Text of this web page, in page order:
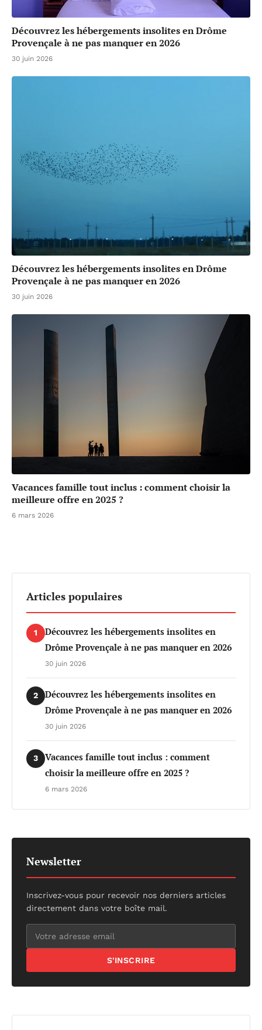
Découvrez les hébergements insolites en Drôme
Provençale à ne pas manquer en 2026
30 juin 2026
Découvrez les hébergements insolites en Drôme
Provençale à ne pas manquer en 2026
30 juin 2026
Vacances famille tout inclus : comment choisir la
meilleure offre en 2025 ?
6 mars 2026
Articles populaires
1
Découvrez les hébergements insolites en
Drôme Provençale à ne pas manquer en 2026
30 juin 2026
2
Découvrez les hébergements insolites en
Drôme Provençale à ne pas manquer en 2026
30 juin 2026
3
Vacances famille tout inclus : comment
choisir la meilleure offre en 2025 ?
6 mars 2026
Newsletter
Inscrivez-vous pour recevoir nos derniers articles
directement dans votre boîte mail.
S'INSCRIRE